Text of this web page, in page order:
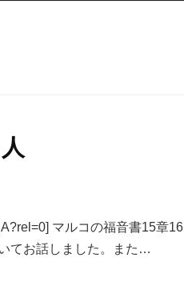
マルコの福音書15章16
てお話しました。また…